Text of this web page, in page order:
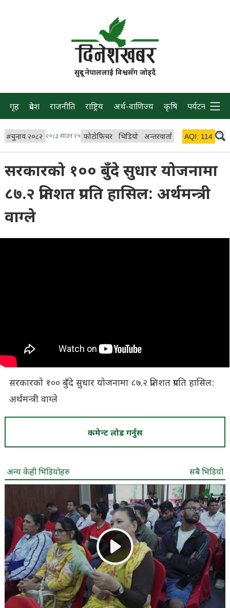
सुदूर नेपाललाई विश्वसँग जोड्दै
गृह प्रदेश राजनीति राष्ट्रिय अर्थ-वाणिज्य कृषि पर्यटन प्रवास
#चुनाव २०८२ २०८३ साउन २५ फोटोफिचर भिडियो अन्तरवार्ता विचार/ब्लग
AQI: 114
सरकारको १०० बुँदे सुधार योजनामा
८७.२ प्रतिशत प्रगति हासिल: अर्थमन्त्री
वाग्ले
सरकारको १०० बुँदे सुधार योजनामा ८७.२ प्रतिशत प्रगति हासिल:
अर्थमन्त्री वाग्ले
कमेन्ट लोड गर्नुस
अन्य केही भिडियोहरु सबै भिडियो